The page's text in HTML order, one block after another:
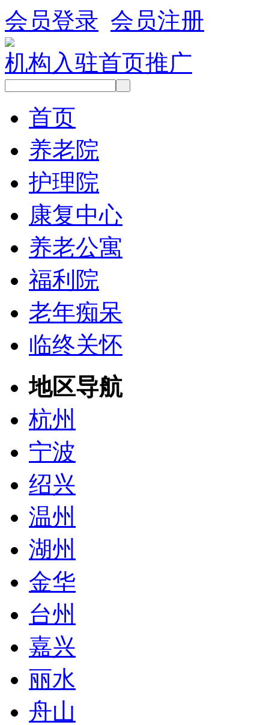
会员登录 会员注册
机构入驻首页推广
首页
养老院
护理院
康复中心
养老公寓
福利院
老年痴呆
临终关怀
地区导航
杭州
宁波
绍兴
温州
湖州
金华
台州
嘉兴
丽水
舟山